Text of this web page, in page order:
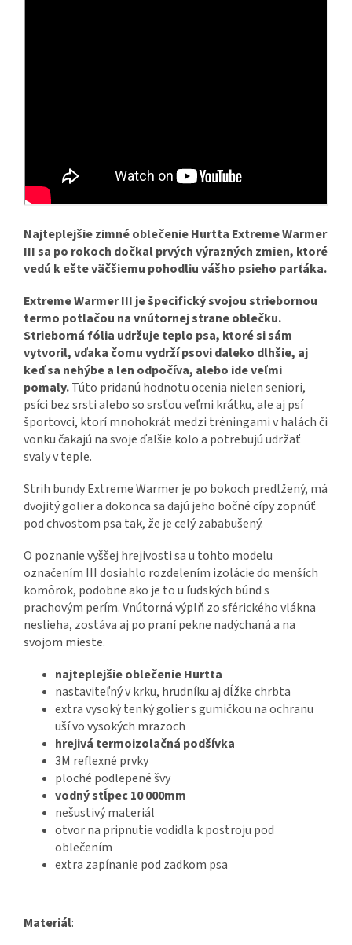
Najteplejšie zimné oblečenie Hurtta Extreme Warmer
III sa po rokoch dočkal prvých výrazných zmien, ktoré
vedú k ešte väčšiemu pohodliu vášho psieho parťáka.
Extreme Warmer III je špecifický svojou striebornou
termo potlačou na vnútornej strane oblečku.
Strieborná fólia udržuje teplo psa, ktoré si sám
vytvoril, vďaka čomu vydrží psovi ďaleko dlhšie, aj
keď sa nehýbe a len odpočíva, alebo ide veľmi
pomaly.Túto pridanú hodnotu ocenia nielen seniori,
psíci bez srsti alebo so srsťou veľmi krátku, ale aj psí
športovci, ktorí mnohokrát medzi tréningami v halách či
vonku čakajú na svoje ďalšie kolo a potrebujú udržať
svaly v teple.
Strih bundy Extreme Warmer je po bokoch predlžený, má
dvojitý golier a dokonca sa dajú jeho bočné cípy zopnúť
pod chvostom psa tak, že je celý zababušený.
O poznanie vyššej hrejivosti sa u tohto modelu
označením III dosiahlo rozdelením izolácie do menších
komôrok, podobne ako je to u ľudských búnd s
prachovým perím. Vnútorná výplň zo sférického vlákna
neslieha, zostáva aj po praní pekne nadýchaná a na
svojom mieste.
najteplejšie oblečenie Hurtta
nastaviteľný v krku, hrudníku aj dĺžke chrbta
extra vysoký tenký golier s gumičkou na ochranu
uší vo vysokých mrazoch
hrejivá termoizolačná podšívka
3M reflexné prvky
ploché podlepené švy
vodný stĺpec 10 000mm
nešustivý materiál
otvor na pripnutie vodidla k postroju pod
oblečením
extra zapínanie pod zadkom psa
Materiál: